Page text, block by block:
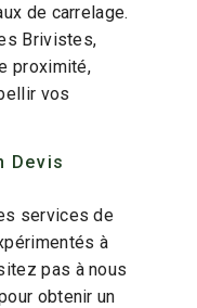
de carrelage.
Brivistes,
proximité,
vos
Devis
services de
à
pas à nous
obtenir un